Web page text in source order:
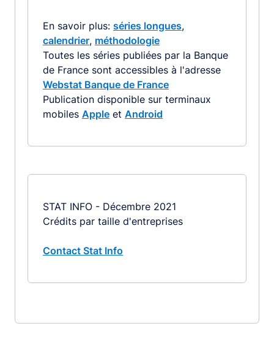
En savoir plus: séries longues,
calendrier, méthodologie
Toutes les séries publiées par la Banque
de France sont accessibles à l'adresse
Webstat Banque de France
Publication disponible sur terminaux
mobiles Apple et Android
STAT INFO - Décembre 2021
Crédits par taille d'entreprises
Contact Stat Info